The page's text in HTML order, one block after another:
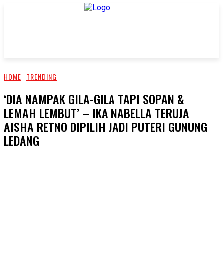
HOME TRENDING
‘DIA NAMPAK GILA-GILA TAPI SOPAN &
LEMAH LEMBUT’ – IKA NABELLA TERUJA
AISHA RETNO DIPILIH JADI PUTERI GUNUNG
LEDANG